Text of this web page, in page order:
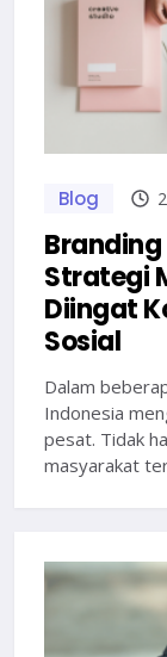
Blog
Strategi
Diingat
Sosial
Dalam
Indonesia
pesat. Tidak
masyarakat